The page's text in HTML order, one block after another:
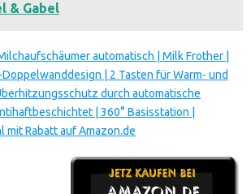
& Gabel
automatisch | Milk Frother |
| 2 Tasten für Warm- und
durch automatische
| 360° Basisstation |
mit Rabatt auf Amazon.de